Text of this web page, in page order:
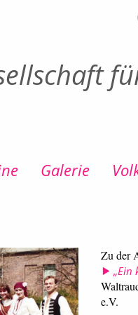
Galerie
Zu der
„Ein
e.V.